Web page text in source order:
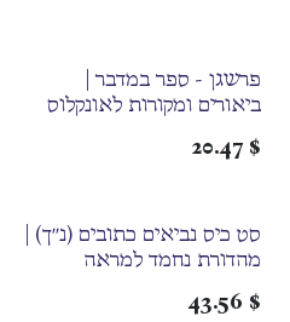
פרשגן - ספר במדבר |
ביאורים ומקורות לאונקלוס
$
20.47
סט כיס נביאים כתובים (נ״ך) |
מהדורת נחמד למראה
$
43.56